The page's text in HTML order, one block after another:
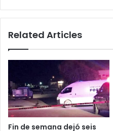
Related Articles
Fin de semana dejó seis